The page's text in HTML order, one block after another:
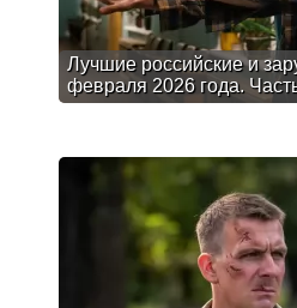
Лучшие российские и
февраля 2026 года.